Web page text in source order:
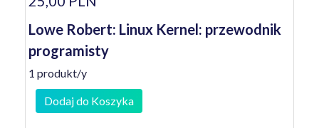
Lowe Robert: Linux Kernel: przewodnik
programisty
1 produkt/y
Dodaj do Koszyka